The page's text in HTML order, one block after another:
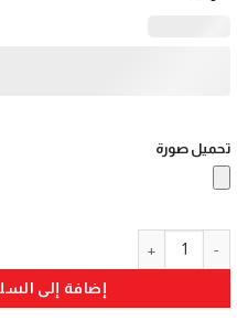
تحميل صورة
كمية هدية ميكي وميني
إضافة إلى